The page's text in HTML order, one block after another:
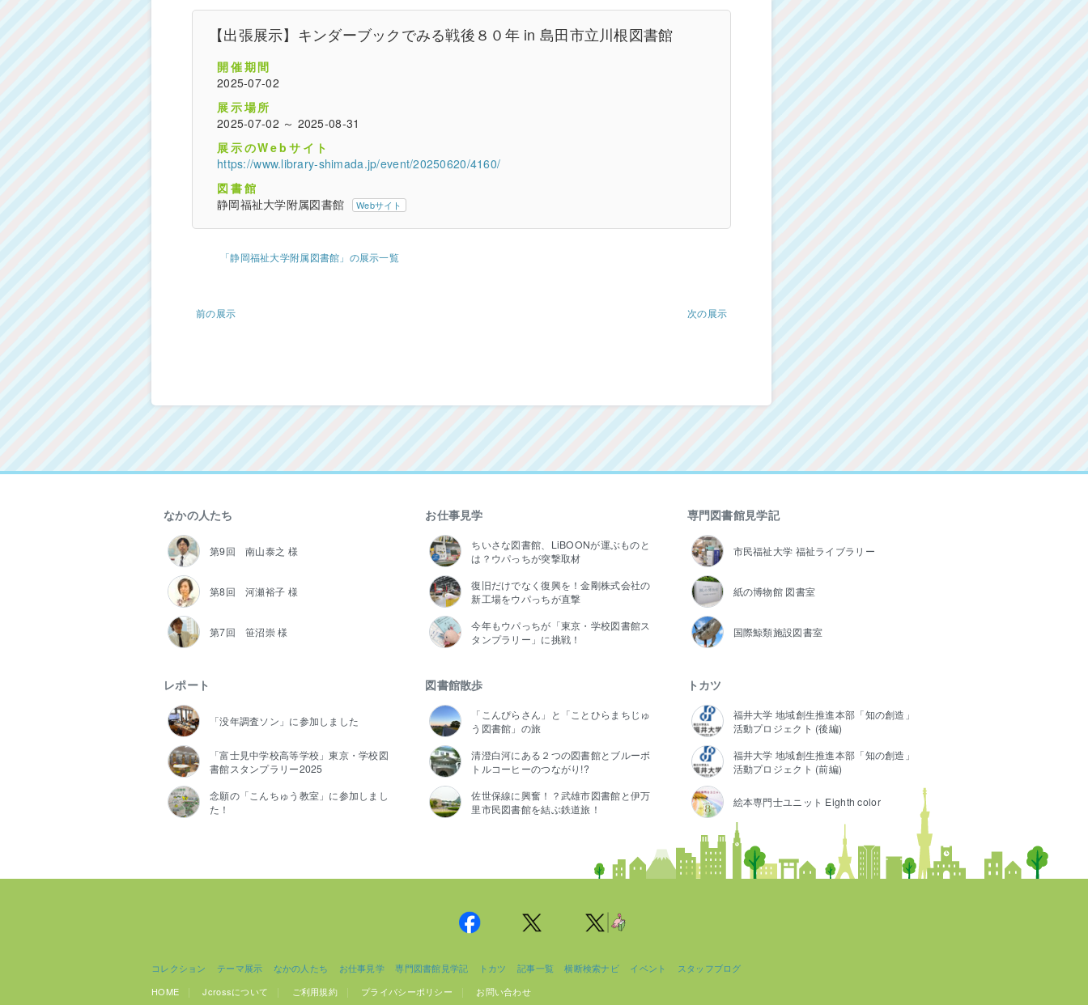
【出張展示】キンダーブックでみる戦後８０年 in 島田市立川根図書館
開催期間
2025-07-02
展示場所
2025-07-02 ～ 2025-08-31
展示のWebサイト
https://www.library-shimada.jp/event/20250620/4160/
図書館
静岡福祉大学附属図書館
Webサイト
「静岡福祉大学附属図書館」の展示一覧
前の展示 次の展示
なかの人たち
第9回 南山泰之 様
第8回 河瀬裕子 様
第7回 笹沼崇 様
お仕事見学
ちいさな図書館、LiBOONが運ぶものと
は？ウパっちが突撃取材
復旧だけでなく復興を！金剛株式会社の
新工場をウパっちが直撃
今年もウパっちが「東京・学校図書館ス
タンプラリー」に挑戦！
専門図書館見学記
市民福祉大学 福祉ライブラリー
紙の博物館 図書室
国際鯨類施設図書室
レポート
「没年調査ソン」に参加しました
「富士見中学校高等学校」東京・学校図
書館スタンプラリー2025
念願の「こんちゅう教室」に参加しまし
た！
図書館散歩
「こんぴらさん」と「ことひらまちじゅ
う図書館」の旅
清澄白河にある２つの図書館とブルーボ
トルコーヒーのつながり!?
佐世保線に興奮！？武雄市図書館と伊万
里市民図書館を結ぶ鉄道旅！
トカツ
福井大学 地域創生推進本部「知の創造」
活動プロジェクト (後編)
福井大学 地域創生推進本部「知の創造」
活動プロジェクト (前編)
絵本専門士ユニット Eighth color
コレクション テーマ展示 なかの人たち お仕事見学 専門図書館見学記 トカツ 記事一覧 横断検索ナビ イベント
スタッフブログ
HOME
Jcrossについて ご利用規約 プライバシーポリシー お問い合わせ